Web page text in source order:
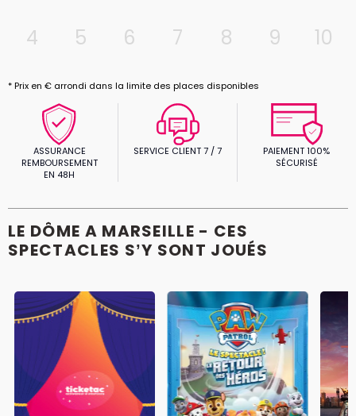
4
5 6 7 8 9 10
* Prix en € arrondi dans la limite des places disponibles
ASSURANCE
REMBOURSEMENT
EN 48H
SERVICE CLIENT 7 / 7
PAIEMENT 100%
SÉCURISÉ
LE DÔME A MARSEILLE - CES
SPECTACLES S’Y SONT JOUÉS